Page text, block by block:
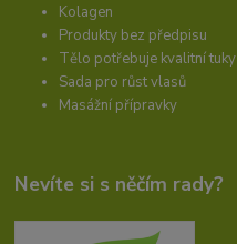
Kolagen
Produkty bez předpisu
Tělo potřebuje kvalitní tuky
Sada pro růst vlasů
Masážní přípravky
Nevíte si s něčím rady?